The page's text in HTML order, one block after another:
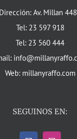
Dirección: Av. Millan
Tel: 23 597 918
Tel: 23 560 444
Web: millanyraffo.com
SEGUINOS EN: